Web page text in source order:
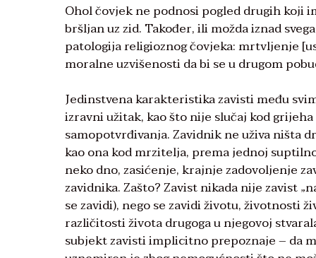
Ohol čovjek ne podnosi pogled drugih koji
bršljan uz zid. Također, ili možda iznad
patologija religioznog čovjeka: mrtvljenje
moralne uzvišenosti da bi se u drugom
Jedinstvena karakteristika zavisti među
izravni užitak, kao što nije slučaj kod
samopotvrđivanja. Zavidnik ne uživa ništa
kao ona kod mrzitelja, prema jednoj
neko dno, zasićenje, krajnje zadovoljenje
zavidnika. Zašto? Zavist nikada nije zavist
se zavidi), nego se zavidi životu, životnosti
različitosti života drugoga u njegovoj
subjekt zavisti implicitno prepoznaje – da